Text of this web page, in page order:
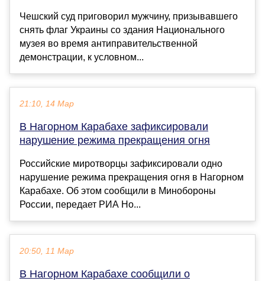
Чешский суд приговорил мужчину, призывавшего
снять флаг Украины со здания Национального
музея во время антиправительственной
демонстрации, к условном...
21:10, 14 Мар
В Нагорном Карабахе зафиксировали
нарушение режима прекращения огня
Российские миротворцы зафиксировали одно
нарушение режима прекращения огня в Нагорном
Карабахе. Об этом сообщили в Минобороны
России, передает РИА Но...
20:50, 11 Мар
В Нагорном Карабахе сообщили о